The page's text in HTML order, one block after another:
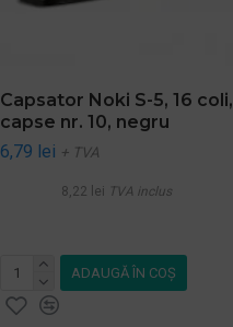
Capsator Noki S-5, 16 coli,
capse nr. 10, negru
6,79 lei + TVA
8,22 lei TVA inclus
ADAUGĂ ÎN COŞ